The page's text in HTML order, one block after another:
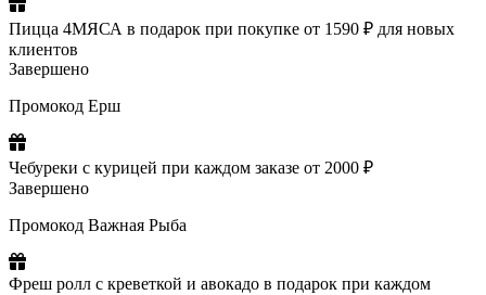
Пицца 4МЯСА в подарок при покупке от 1590 ₽ для новых
клиентов
Завершено
Промокод Ерш
Чебуреки с курицей при каждом заказе от 2000 ₽
Завершено
Промокод Важная Рыба
Фреш ролл с креветкой и авокадо в подарок при каждом